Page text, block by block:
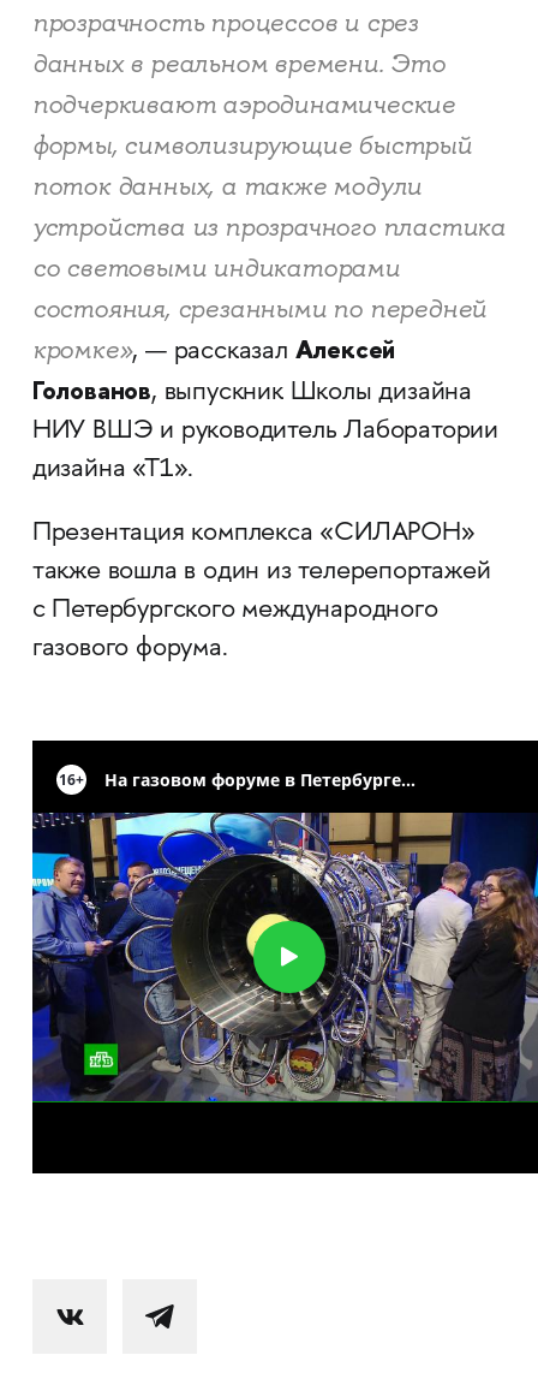
прозрачность процессов и срез
данных в реальном времени. Это
подчеркивают аэродинамические
формы, символизирующие быстрый
поток данных, а также модули
устройства из прозрачного пластика
со световыми индикаторами
состояния, срезанными по передней
кромке», — рассказал Алексей
Голованов, выпускник Школы дизайна
НИУ ВШЭ и руководитель Лаборатории
дизайна «Т1».
Презентация комплекса «СИЛАРОН»
также вошла в один из телерепортажей
с Петербургского международного
газового форума.